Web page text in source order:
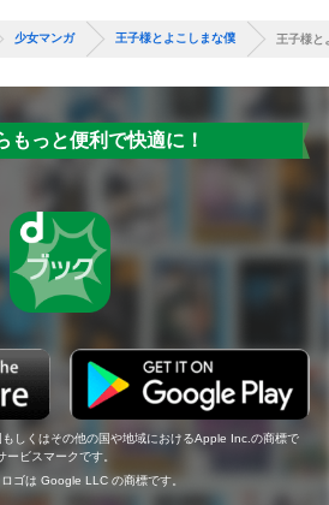
少女マンガ 王子様とよこしまな僕 王子様と
もっと便利で快適に！
しくはその他の国や地域におけるApple Inc.の商標で
ビスマークです。
ゴは Google LLC の商標です。